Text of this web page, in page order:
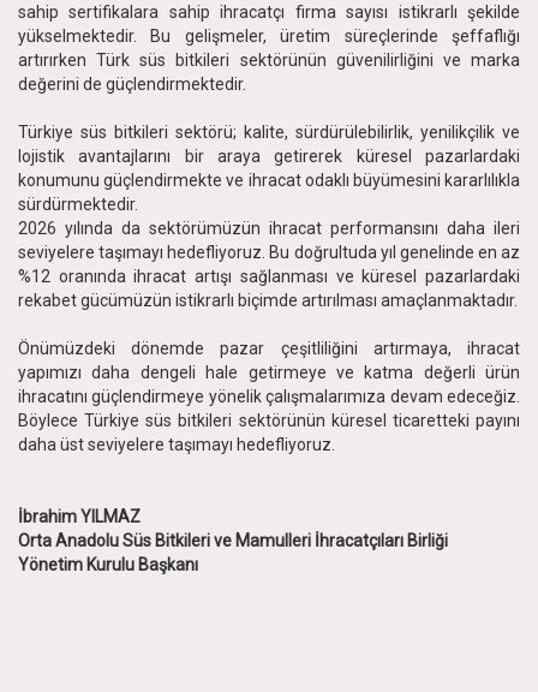
sahip sertifikalara sahip ihracatçı firma sayısı istikrarlı şekilde
yükselmektedir. Bu gelişmeler, üretim süreçlerinde şeffaflığı
artırırken Türk süs bitkileri sektörünün güvenilirliğini ve marka
değerini de güçlendirmektedir.
Türkiye süs bitkileri sektörü; kalite, sürdürülebilirlik, yenilikçilik ve
lojistik avantajlarını bir araya getirerek küresel pazarlardaki
konumunu güçlendirmekte ve ihracat odaklı büyümesini kararlılıkla
sürdürmektedir.
2026 yılında da sektörümüzün ihracat performansını daha ileri
seviyelere taşımayı hedefliyoruz. Bu doğrultuda yıl genelinde en az
%12 oranında ihracat artışı sağlanması ve küresel pazarlardaki
rekabet gücümüzün istikrarlı biçimde artırılması amaçlanmaktadır.
Önümüzdeki dönemde pazar çeşitliliğini artırmaya, ihracat
yapımızı daha dengeli hale getirmeye ve katma değerli ürün
ihracatını güçlendirmeye yönelik çalışmalarımıza devam edeceğiz.
Böylece Türkiye süs bitkileri sektörünün küresel ticaretteki payını
daha üst seviyelere taşımayı hedefliyoruz.
İbrahim YILMAZ
Orta Anadolu Süs Bitkileri ve Mamulleri İhracatçıları Birliği
Yönetim Kurulu Başkanı